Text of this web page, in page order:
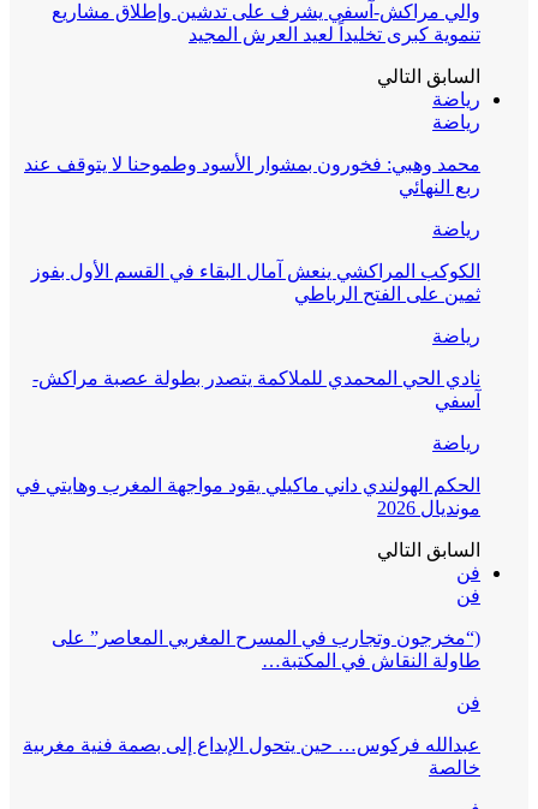
والي مراكش-آسفي يشرف على تدشين وإطلاق مشاريع
تنموية كبرى تخليداً لعيد العرش المجيد
السابق التالي
رياضة
رياضة
محمد وهبي: فخورون بمشوار الأسود وطموحنا لا يتوقف عند
ربع النهائي
رياضة
الكوكب المراكشي ينعش آمال البقاء في القسم الأول بفوز
ثمين على الفتح الرباطي
رياضة
نادي الحي المحمدي للملاكمة يتصدر بطولة عصبة مراكش-
آسفي
رياضة
الحكم الهولندي داني ماكيلي يقود مواجهة المغرب وهايتي في
مونديال 2026
السابق التالي
فن
فن
(“مخرجون وتجارب في المسرح المغربي المعاصر” على
طاولة النقاش في المكتبة…
فن
عبدالله فركوس… حين يتحول الإبداع إلى بصمة فنية مغربية
خالصة